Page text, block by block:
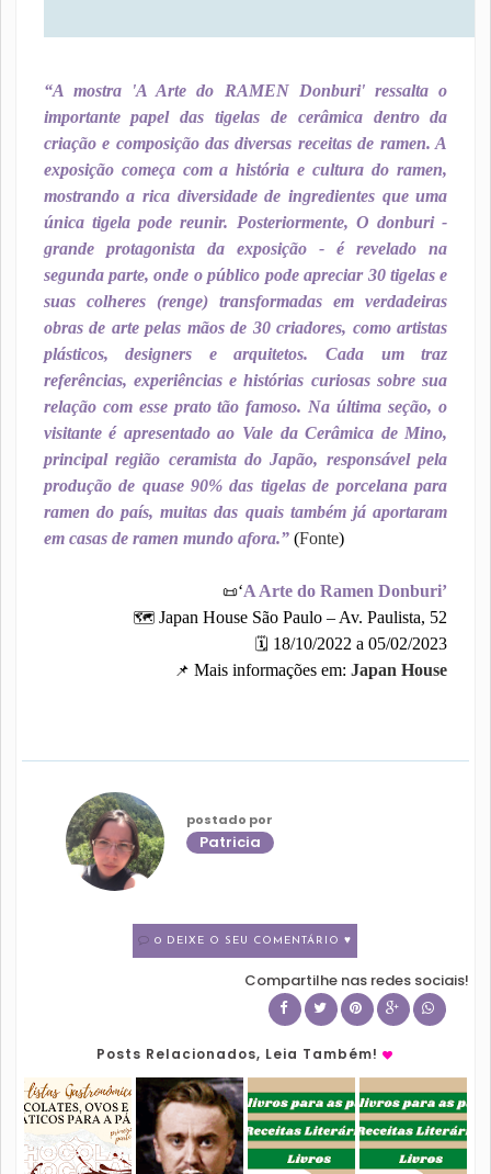
“A mostra 'A Arte do RAMEN Donburi' ressalta o
importante papel das tigelas de cerâmica dentro da
criação e composição das diversas receitas de ramen. A
exposição começa com a história e cultura do ramen,
mostrando a rica diversidade de ingredientes que uma
única tigela pode reunir. Posteriormente, O donburi -
grande protagonista da exposição - é revelado na
segunda parte, onde o público pode apreciar 30 tigelas e
suas colheres (renge) transformadas em verdadeiras
obras de arte pelas mãos de 30 criadores, como artistas
plásticos, designers e arquitetos. Cada um traz
referências, experiências e histórias curiosas sobre sua
relação com esse prato tão famoso. Na última seção, o
visitante é apresentado ao Vale da Cerâmica de Mino,
principal região ceramista do Japão, responsável pela
produção de quase 90% das tigelas de porcelana para
ramen do país, muitas das quais também já aportaram
em casas de ramen mundo afora.”(Fonte)
📜‘A Arte do Ramen Donburi’
🗺 Japan House São Paulo – Av. Paulista, 52
🗓 18/10/2022 a 05/02/2023
📌 Mais informações em:Japan House
postado por
Patricia
0 DEIXE O SEU COMENTÁRIO ♥
Compartilhe nas redes sociais!
Posts Relacionados, Leia Também!